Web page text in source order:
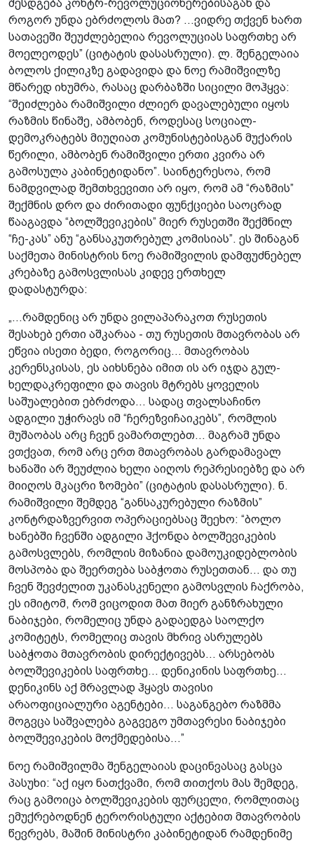
შესდგება კონტრ-რევოლუციონერებისაგან და
როგორ უნდა ებრძოლოს მათ? ...ვიდრე თქვენ ხართ
სათავეში შეუძლებელია რევოლუციას საფრთხე არ
მოელეოდეს” (ციტატის დასასრული). ლ. შენგელაია
ბოლოს ქილიკზე გადავიდა და ნოე რამიშვილზე
მწარედ იხუმრა, რასაც დარბაზში სიცილი მოჰყვა:
“შეიძლება რამიშვილი ძლიერ დავალებული იყოს
რაზმის წინაშე, ამბობენ, როდესაც სოციალ-
დემოკრატებს მიუღიათ კომუნისტებისგან მუქარის
წერილი, ამბობენ რამიშვილი ერთი კვირა არ
გამოსულა კაბინეტიდანო”. საინტერესოა, რომ
ნამდვილად შემთხვევითი არ იყო, რომ ამ “რაზმის”
შექმნის დრო და ძირითადი ფუნქციები საოცრად
წააგავდა “ბოლშევიკების” მიერ რუსეთში შექმნილ
“ჩე-კას” ანუ “განსაკუთრებულ კომისიას”. ეს შინაგან
საქმეთა მინისტრის ნოე რამიშვილის დამფუძნებელ
კრებაზე გამოსვლისას კიდევ ერთხელ
დადასტურდა:
„...რამდენიც არ უნდა ვილაპარაკოთ რუსეთის
შესახებ ერთი აშკარაა - თუ რუსეთის მთავრობას არ
ეწვია ისეთი ბედი, როგორიც... მთავრობას
კერენსკისას, ეს აიხსნება იმით ის არ იჯდა გულ-
ხელდაკრეფილი და თავის მტრებს ყოველის
საშუალებით ებრძოდა... სადაც თვალსაჩინო
ადგილი უჭირავს იმ “ჩერეზვიჩაიკებს”, რომლის
მუშაობას არც ჩვენ ვამართლებთ... მაგრამ უნდა
ვთქვათ, რომ არც ერთ მთავრობას გარდამავალ
ხანაში არ შეუძლია ხელი აიღოს რეპრესიებზე და არ
მიიღოს მკაცრი ზომები” (ციტატის დასასრული). ნ.
რამიშვილი შემდეგ “განსაკურებული რაზმის”
კონტრდაზვერვით ოპერაციებსაც შეეხო: “ბოლო
ხანებში ჩვენში ადგილი ჰქონდა ბოლშევიკების
გამოსვლებს, რომლის მიზანია დამოუკიდებლობის
მოსპობა და შეერთება საბჭოთა რუსეთთან... და თუ
ჩვენ შევძელით უკანასკენელი გამოსვლის ჩაქრობა,
ეს იმიტომ, რომ ვიცოდით მათ მიერ განზრახული
ნაბიჯები, რომელიც უნდა გადაედგა საოლქო
კომიტეტს, რომელიც თავის მხრივ ასრულებს
საბჭოთა მთავრობის დირექტივებს... არსებობს
ბოლშევიკების საფრთხე... დენიკინის საფრთხე...
დენიკინს აქ მრავლად ჰყავს თავისი
არაოფიციალური აგენტები... საგანგებო რაზმმა
მოგვცა საშვალება გაგვეგო უმთავრესი ნაბიჯები
ბოლშევიკების მოქმედებისა...”
ნოე რამიშვილმა შენგელაიას დაცინვასაც გასცა
პასუხი: “აქ იყო ნათქვამი, რომ თითქოს მას შემდეგ,
რაც გამოიცა ბოლშევიკების ფურცელი, რომლითაც
ემუქრებოდნენ ტერორისტული აქტებით მთავრობის
წევრებს, მაშინ მინისტრი კაბინეტიდან რამდენიმე